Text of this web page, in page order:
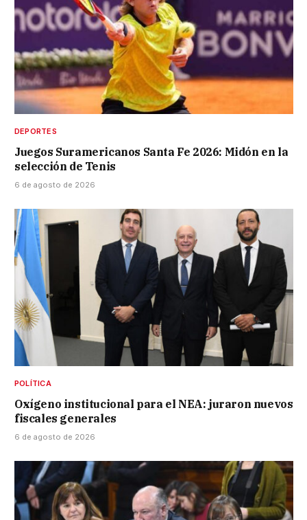
DEPORTES
Juegos Suramericanos Santa Fe 2026: Midón en la
selección de Tenis
6 de agosto de 2026
POLÍTICA
Oxígeno institucional para el NEA: juraron nuevos
fiscales generales
6 de agosto de 2026